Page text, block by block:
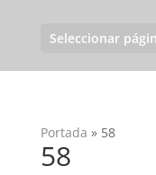
Seleccionar
Portada » 58
58